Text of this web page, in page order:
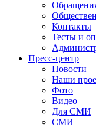
Контакты
Тесты и
Пресс-центр
Новости
Наши
Фото
Видео
Для СМИ
СМИ